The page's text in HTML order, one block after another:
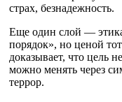
страх, безнадежность.
Еще один слой —
порядок», но ценой
доказывает, что цель
можно менять через
террор.